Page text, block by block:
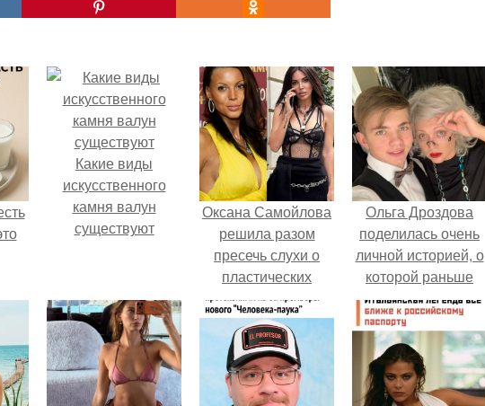
Какие виды
искусственного
камня валун
существуют
Оксана Самойлова
решила разом
пресечь слухи о
пластических
операциях и
публично
прояснила
ситуацию.
Ольга Дроздова
поделилась очень
личной историей, о
которой раньше
почти не говорила.